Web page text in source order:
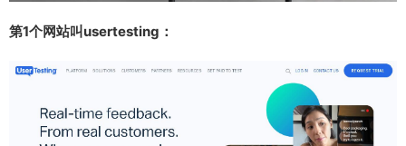
第1个网站叫usertesting：